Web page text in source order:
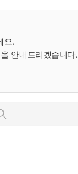
요.
안내드리겠습니다.